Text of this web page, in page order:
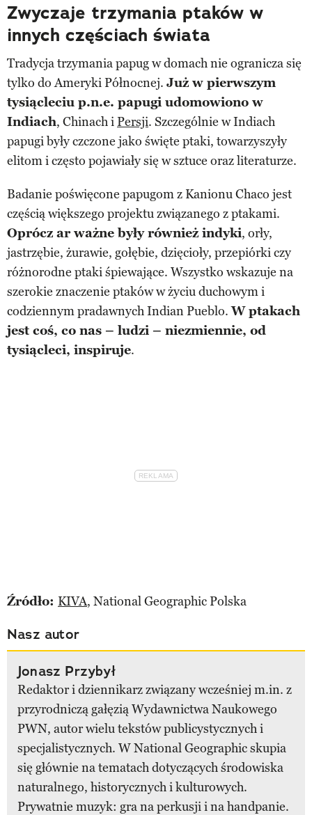
Zwyczaje trzymania ptaków w
innych częściach świata
Tradycja trzymania papug w domach nie ogranicza się
tylko do Ameryki Północnej. Już w pierwszym
tysiącleciu p.n.e. papugi udomowiono w
Indiach, Chinach iPersji. Szczególnie w Indiach
papugi były czczone jako święte ptaki, towarzyszyły
elitom i często pojawiały się w sztuce oraz literaturze.
Badanie poświęcone papugom z Kanionu Chaco jest
częścią większego projektu związanego z ptakami.
Oprócz ar ważne były również indyki, orły,
jastrzębie, żurawie, gołębie, dzięcioły, przepiórki czy
różnorodne ptaki śpiewające. Wszystko wskazuje na
szerokie znaczenie ptaków w życiu duchowym i
codziennym pradawnych Indian Pueblo.W ptakach
jest coś, co nas – ludzi – niezmiennie, od
tysiącleci, inspiruje.
Źródło: KIVA, National Geographic Polska
Nasz autor
Jonasz Przybył
Redaktor i dziennikarz związany wcześniej m.in. z
przyrodniczą gałęzią Wydawnictwa Naukowego
PWN, autor wielu tekstów publicystycznych i
specjalistycznych. W National Geographic skupia
się głównie na tematach dotyczących środowiska
naturalnego, historycznych i kulturowych.
Prywatnie muzyk: gra na perkusji i na handpanie.